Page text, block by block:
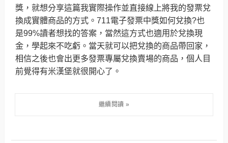
獎，就想分享這篇我實際操作並直接線上將我的發票兌
換成實體商品的方式。711電子發票中獎如何兌換?也
是99%讀者想找的答案，當然這方式也適用於兌換現
金，學起來不吃虧。當天就可以把兌換的商品帶回家，
相信之後也會出更多發票專屬兌換賣場的商品，個人目
前覺得有米漢堡就很開心了。